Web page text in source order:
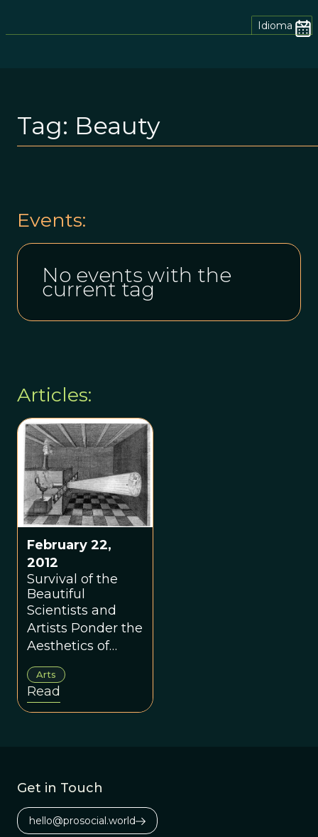
Idioma
Tag: Beauty
Events:
No events with the
current tag
Articles:
February 22,
2012
Survival of the
Beautiful
Scientists and
Artists Ponder the
Aesthetics of
Evolution
Arts
Read
Get in Touch
hello@prosocial.world